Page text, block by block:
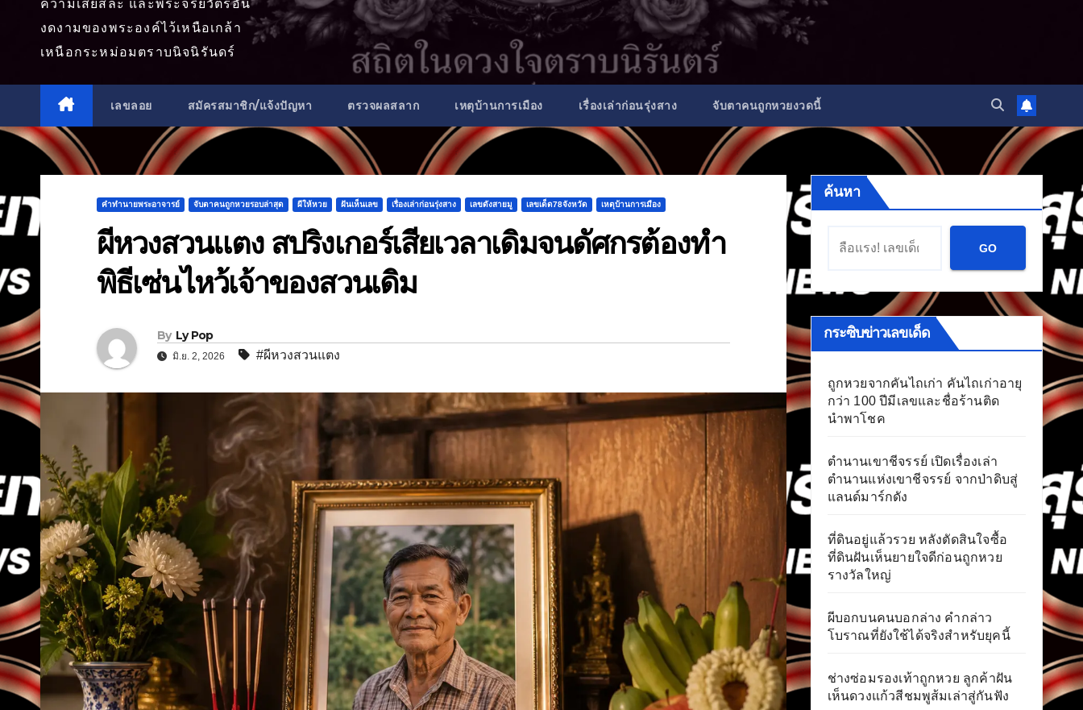
ความเสียสละ และพระจริยวัตรอัน
งดงามของพระองค์ไว้เหนือเกล้า
เหนือกระหม่อมตราบนิจนิรันดร์
เลขลอย สมัครสมาชิก/แจ้งปัญหา ตรวจผลสลาก เหตุบ้านการเมือง เรื่องเล่าก่อนรุ่งสาง จับตาคนถูกหวยงวดนี้
คำทำนายพระอาจารย์ จับตาคนถูกหวยรอบล่าสุด ผีให้หวย ฝันเห็นเลข เรื่องเล่าก่อนรุ่งสาง เลขดังสายมู เลขเด็ด78จังหวัด เหตุบ้านการเมือง
ผีหวงสวนแตง สปริงเกอร์เสียเวลาเดิมจนดัศกรต้องทำ
พิธีเซ่นไหว้เจ้าของสวนเดิม
By Ly Pop
มิ.ย. 2, 2026 #ผีหวงสวนแตง
ค้นหา
GO
กระซิบข่าวเลขเด็ด
ถูกหวยจากคันไถเก่า คันไถเก่าอายุ
กว่า 100 ปีมีเลขและชื่อร้านติด
นำพาโชค
ตำนานเขาชีจรรย์ เปิดเรื่องเล่า
ตำนานแห่งเขาชีจรรย์ จากป่าดิบสู่
แลนด์มาร์กดัง
ที่ดินอยู่แล้วรวย หลังตัดสินใจซื้อ
ที่ดินฝันเห็นยายใจดีก่อนถูกหวย
รางวัลใหญ่
ผีบอกบนคนบอกล่าง คำกล่าว
โบราณที่ยังใช้ได้จริงสำหรับยุคนี้
ช่างซ่อมรองเท้าถูกหวย ลูกค้าฝัน
เห็นดวงแก้วสีชมพูส้มเล่าสู่กันฟัง